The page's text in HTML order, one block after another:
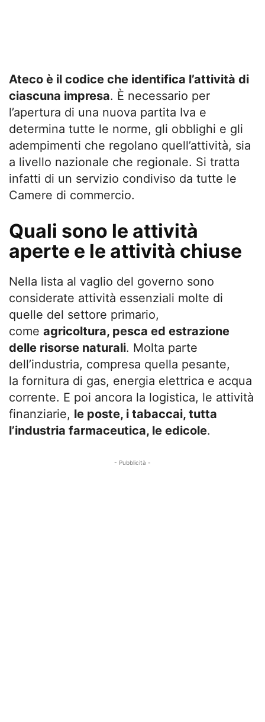
Ateco è il codice che identifica l’attività di
ciascuna impresa. È necessario per
l’apertura di una nuova partita Iva e
determina tutte le norme, gli obblighi e gli
adempimenti che regolano quell’attività, sia
a livello nazionale che regionale. Si tratta
infatti di un servizio condiviso da tutte le
Camere di commercio.
Quali sono le attività
aperte e le attività chiuse
Nella lista al vaglio del governo sono
considerate attività essenziali molte di
quelle del settore primario,
come agricoltura, pesca ed estrazione
delle risorse naturali. Molta parte
dell’industria, compresa quella pesante,
la fornitura di gas, energia elettrica e acqua
corrente. E poi ancora la logistica, le attività
finanziarie, le poste, i tabaccai, tutta
l’industria farmaceutica, le edicole.
- Pubblicità -